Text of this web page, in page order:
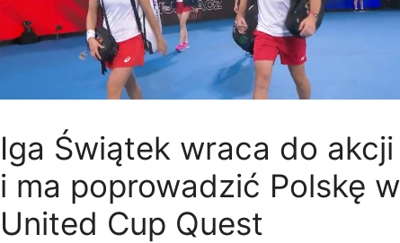
Iga Świątek wraca do akcji
i ma poprowadzić Polskę w
United Cup Quest